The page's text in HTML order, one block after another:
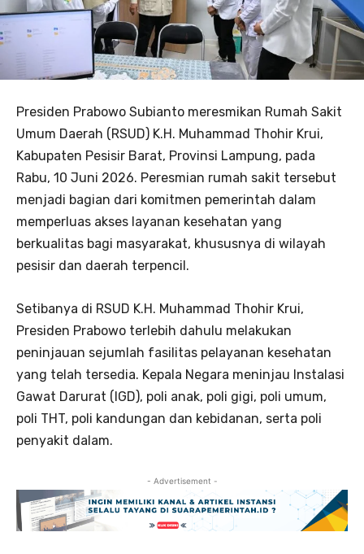
Presiden Prabowo Subianto meresmikan Rumah Sakit
Umum Daerah (RSUD) K.H. Muhammad Thohir Krui,
Kabupaten Pesisir Barat, Provinsi Lampung, pada
Rabu, 10 Juni 2026. Peresmian rumah sakit tersebut
menjadi bagian dari komitmen pemerintah dalam
memperluas akses layanan kesehatan yang
berkualitas bagi masyarakat, khususnya di wilayah
pesisir dan daerah terpencil.
Setibanya di RSUD K.H. Muhammad Thohir Krui,
Presiden Prabowo terlebih dahulu melakukan
peninjauan sejumlah fasilitas pelayanan kesehatan
yang telah tersedia. Kepala Negara meninjau Instalasi
Gawat Darurat (IGD), poli anak, poli gigi, poli umum,
poli THT, poli kandungan dan kebidanan, serta poli
penyakit dalam.
- Advertisement -